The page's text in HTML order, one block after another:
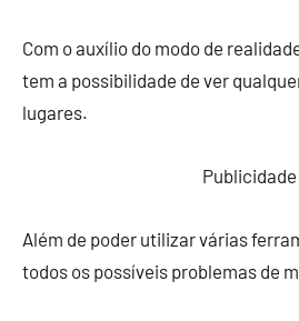
Com o auxílio do modo de
tem a possibilidade de ver
lugares.
Publicidade
Além de poder utilizar várias
todos os possíveis problemas de